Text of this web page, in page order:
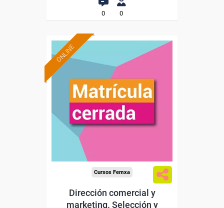
0 0
ONLINE
Cursos Femxa
Dirección comercial y
marketing. Selección y